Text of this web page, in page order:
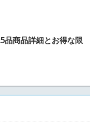
品商品詳細とお得な限